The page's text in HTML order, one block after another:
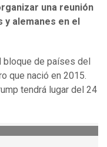
una reunión
alemanes en el
de países del
que nació en 2015.
tendrá lugar del 24